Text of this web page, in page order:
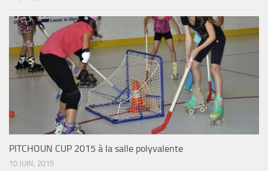
PITCHOUN CUP 2015 à la salle polyvalente
10 JUIN, 2015